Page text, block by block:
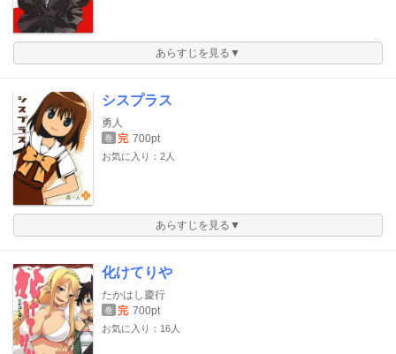
あらすじを見る▼
シスプラス
勇人
巻 完 700pt
お気に入り：2人
あらすじを見る▼
化けてりや
たかはし慶行
巻 完 700pt
お気に入り：16人